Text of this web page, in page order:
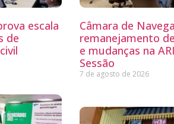
escala
de
Câmara de
remanejamento
e mudanças na
Sessão
7 de agosto de 2026